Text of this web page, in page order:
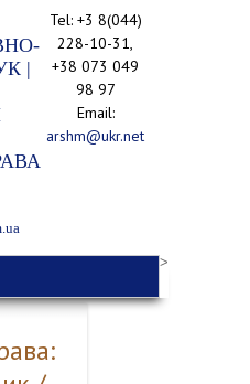
|
Tel: +3 8(044)
228-10-31,
+38 073 049
98 97
Email:
arshm@ukr.net
>